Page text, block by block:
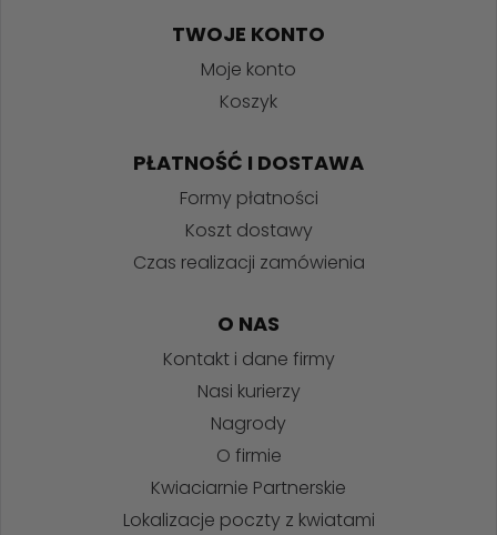
TWOJE KONTO
Moje konto
Koszyk
PŁATNOŚĆ I DOSTAWA
Formy płatności
Koszt dostawy
Czas realizacji zamówienia
O NAS
Kontakt i dane firmy
Nasi kurierzy
Nagrody
O firmie
Kwiaciarnie Partnerskie
Lokalizacje poczty z kwiatami